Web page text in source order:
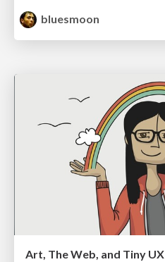
bluesmoon
Art, The Web, and Tiny UX